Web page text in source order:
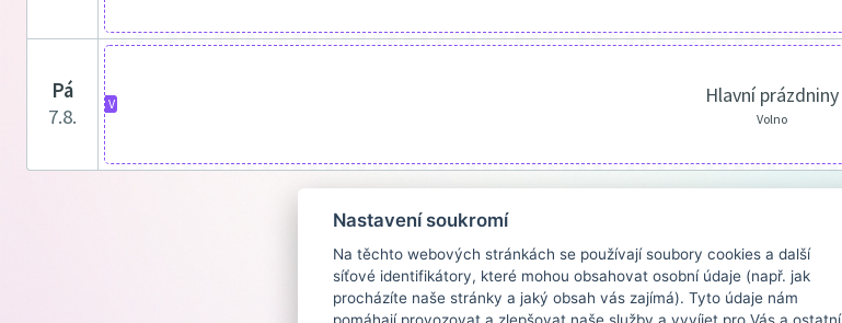
pá
7.8.
V Hlavní prázdniny
Volno
Nastavení soukromí
Na těchto webových stránkách se používají soubory cookies a další
síťové identifikátory, které mohou obsahovat osobní údaje (např. jak
procházíte naše stránky a jaký obsah vás zajímá). Tyto údaje nám